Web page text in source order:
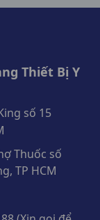
Thiết Bị Y
số 15
Thuốc số
TP HCM